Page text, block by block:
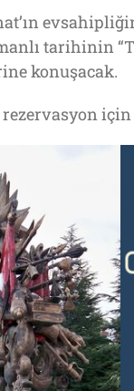
tarihinin
konuşacak.